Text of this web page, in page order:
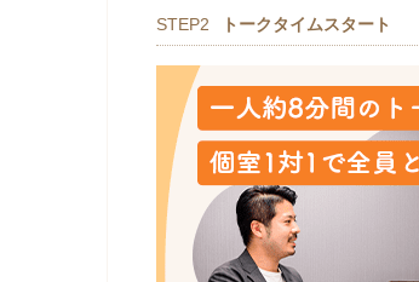
STEP2 トークタイムスタート